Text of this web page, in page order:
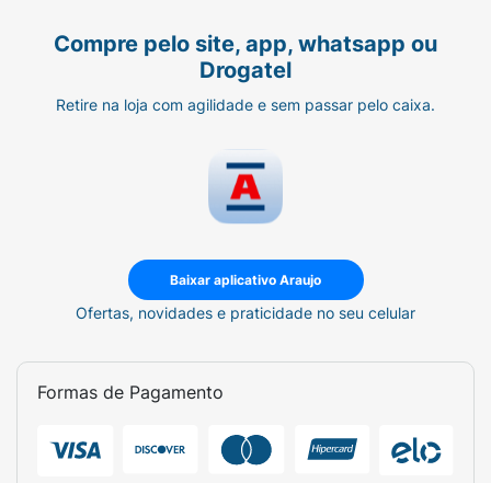
Compre pelo site, app, whatsapp ou
Drogatel
Retire na loja com agilidade e sem passar pelo caixa.
Baixar aplicativo Araujo
Ofertas, novidades e praticidade no seu celular
Formas de Pagamento